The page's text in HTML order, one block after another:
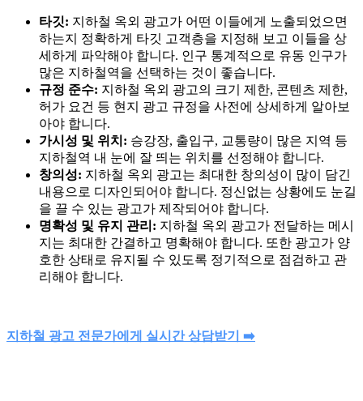
타깃: 지하철 옥외 광고가 어떤 이들에게 노출되었으면
하는지 정확하게 타깃 고객층을 지정해 보고 이들을 상
세하게 파악해야 합니다. 인구 통계적으로 유동 인구가
많은 지하철역을 선택하는 것이 좋습니다.
규정 준수: 지하철 옥외 광고의 크기 제한, 콘텐츠 제한,
허가 요건 등 현지 광고 규정을 사전에 상세하게 알아보
아야 합니다.
가시성 및 위치: 승강장, 출입구, 교통량이 많은 지역 등
지하철역 내 눈에 잘 띄는 위치를 선정해야 합니다.
창의성: 지하철 옥외 광고는 최대한 창의성이 많이 담긴
내용으로 디자인되어야 합니다. 정신없는 상황에도 눈길
을 끌 수 있는 광고가 제작되어야 합니다.
명확성 및 유지 관리: 지하철 옥외 광고가 전달하는 메시
지는 최대한 간결하고 명확해야 합니다. 또한 광고가 양
호한 상태로 유지될 수 있도록 정기적으로 점검하고 관
리해야 합니다.
지하철 광고 전문가에게 실시간 상담받기 ➡️